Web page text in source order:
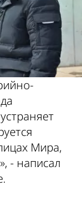
Мира,
- написал